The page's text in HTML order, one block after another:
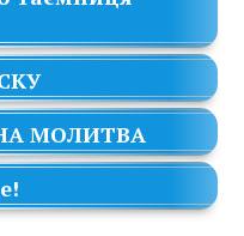
МОЛИТВА